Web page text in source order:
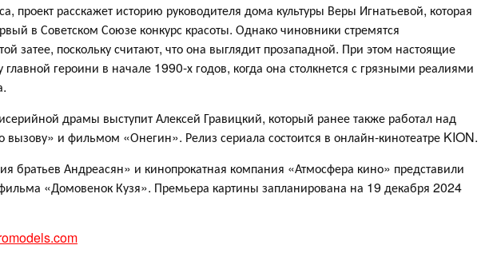
проект расскажет историю руководителя дома культуры Веры Игнатьевой, которая
в Советском Союзе конкурс красоты. Однако чиновники стремятся
затее, поскольку считают, что она выглядит прозападной. При этом настоящие
главной героини в начале 1990-х годов, когда она столкнется с грязными реалиями
драмы выступит Алексей Гравицкий, который ранее также работал над
и фильмом «Онегин». Релиз сериала состоится в онлайн-кинотеатре KION.
братьев Андреасян» и кинопрокатная компания «Атмосфера кино» представили
«Домовенок Кузя». Премьера картины запланирована на 19 декабря 2024